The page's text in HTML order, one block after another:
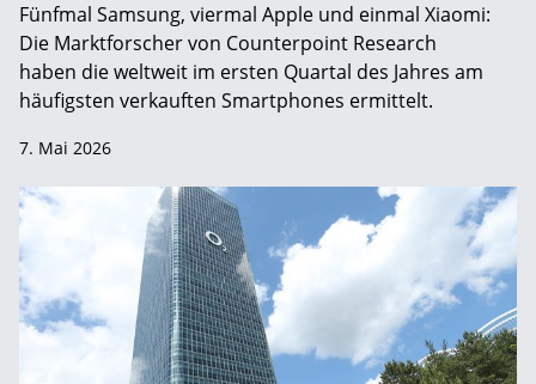
Fünfmal Samsung, viermal Apple und einmal Xiaomi:
Die Marktforscher von Counterpoint Research
haben die weltweit im ersten Quartal des Jahres am
häufigsten verkauften Smartphones ermittelt.
7. Mai 2026